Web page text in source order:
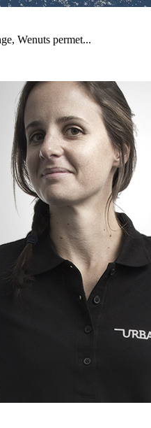
Wenuts permet...